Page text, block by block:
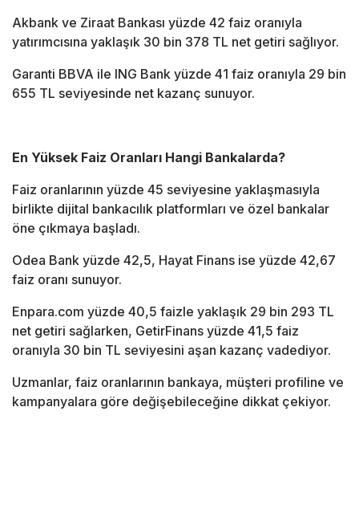
Akbank ve Ziraat Bankası yüzde 42 faiz oranıyla
yatırımcısına yaklaşık 30 bin 378 TL net getiri sağlıyor.
Garanti BBVA ile ING Bank yüzde 41 faiz oranıyla 29 bin
655 TL seviyesinde net kazanç sunuyor.
En Yüksek Faiz Oranları Hangi Bankalarda?
Faiz oranlarının yüzde 45 seviyesine yaklaşmasıyla
birlikte dijital bankacılık platformları ve özel bankalar
öne çıkmaya başladı.
Odea Bank yüzde 42,5, Hayat Finans ise yüzde 42,67
faiz oranı sunuyor.
Enpara.com yüzde 40,5 faizle yaklaşık 29 bin 293 TL
net getiri sağlarken, GetirFinans yüzde 41,5 faiz
oranıyla 30 bin TL seviyesini aşan kazanç vadediyor.
Uzmanlar, faiz oranlarının bankaya, müşteri profiline ve
kampanyalara göre değişebileceğine dikkat çekiyor.